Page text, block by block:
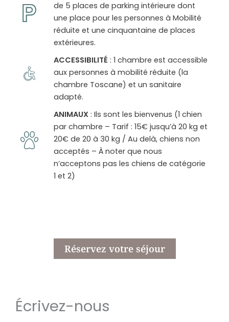
de 5 places de parking intérieure dont
une place pour les personnes à Mobilité
réduite et une cinquantaine de places
extérieures.
ACCESSIBILITÉ : 1 chambre est accessible
aux personnes à mobilité réduite (la
chambre Toscane) et un sanitaire
adapté.
ANIMAUX : Ils sont les bienvenus (1 chien
par chambre – Tarif : 15€ jusqu’à 20 kg et
20€ de 20 à 30 kg / Au delà, chiens non
acceptés – À noter que nous
n’acceptons pas les chiens de catégorie
1 et 2)
Réservez votre séjour
Écrivez-nous